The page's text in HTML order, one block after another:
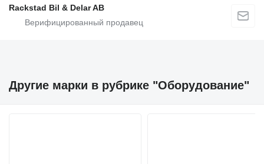
Rackstad Bil & Delar AB
Другие марки в рубрике "Оборудование"